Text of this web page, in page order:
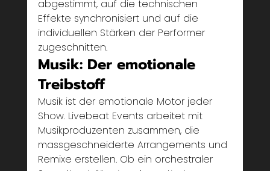
abgestimmt, auf die technischen
Effekte synchronisiert und auf die
individuellen Stärken der Performer
zugeschnitten.
Musik: Der emotionale
Treibstoff
Musik ist der emotionale Motor jeder
Show. Livebeat Events arbeitet mit
Musikproduzenten zusammen, die
massgeschneiderte Arrangements und
Remixe erstellen. Ob ein orchestraler